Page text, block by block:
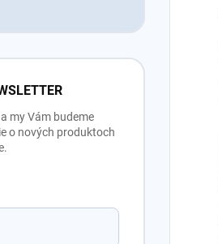
my Vám budeme
o nových produktoch